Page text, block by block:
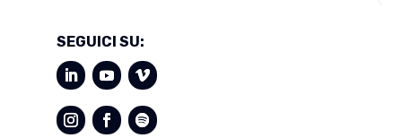
SEGUICI SU: